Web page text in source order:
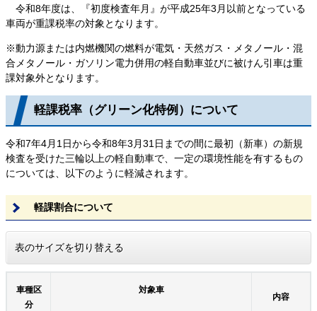
令和8年度は、『初度検査年月』が平成25年3月以前となっている
車両が重課税率の対象となります。
※動力源または内燃機関の燃料が電気・天然ガス・メタノール・混
合メタノール・ガソリン電力併用の軽自動車並びに被けん引車は重
課対象外となります。
軽課税率（グリーン化特例）について
令和7年4月1日から令和8年3月31日までの間に最初（新車）の新規
検査を受けた三輪以上の軽自動車で、一定の環境性能を有するもの
については、以下のように軽減されます。
軽課割合について
表のサイズを切り替える
車種区
分
対象車
内容